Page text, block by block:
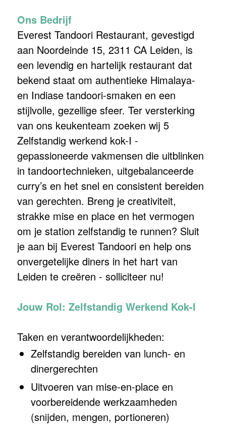
Ons Bedrijf
Everest Tandoori Restaurant, gevestigd
aan Noordeinde 15, 2311 CA Leiden, is
een levendig en hartelijk restaurant dat
bekend staat om authentieke Himalaya-
en Indiase tandoori-smaken en een
stijlvolle, gezellige sfeer. Ter versterking
van ons keukenteam zoeken wij 5
Zelfstandig werkend kok-I -
gepassioneerde vakmensen die uitblinken
in tandoortechnieken, uitgebalanceerde
curry’s en het snel en consistent bereiden
van gerechten. Breng je creativiteit,
strakke mise en place en het vermogen
om je station zelfstandig te runnen? Sluit
je aan bij Everest Tandoori en help ons
onvergetelijke diners in het hart van
Leiden te creëren - solliciteer nu!
Jouw Rol: Zelfstandig Werkend Kok-I
Taken en verantwoordelijkheden:
Zelfstandig bereiden van lunch- en
dinergerechten
Uitvoeren van mise-en-place en
voorbereidende werkzaamheden
(snijden, mengen, portioneren)